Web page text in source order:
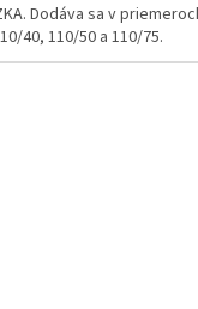
Dodáva sa v
40, 110/50 a 110/75.